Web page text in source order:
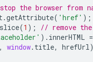
the browser from
.getAttribute( 'href' );
slice(1 );
// remove
). innerHTML =
window. title, hrefUrl